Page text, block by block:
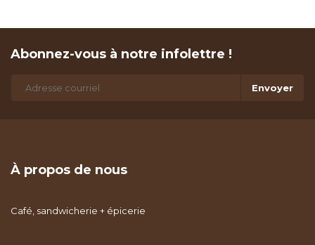
Abonnez-vous à notre infolettre !
Envoyer
À propos de nous
Café, sandwicherie + épicerie